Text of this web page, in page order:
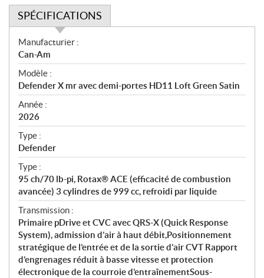
SPÉCIFICATIONS
S
p
é
c
i
f
i
c
a
t
i
o
n
s
Manufacturier :
Can-Am
Modèle :
Defender X mr avec demi-portes HD11 Loft Green Satin
Année :
2026
Type :
Defender
Type :
95 ch/70 lb-pi, Rotax® ACE (efficacité de combustion
avancée) 3 cylindres de 999 cc, refroidi par liquide
Transmission :
Primaire pDrive et CVC avec QRS-X (Quick Response
System), admission d’air à haut débit,Positionnement
stratégique de l’entrée et de la sortie d’air CVT Rapport
d’engrenages réduit à basse vitesse et protection
électronique de la courroie d’entraînementSous-